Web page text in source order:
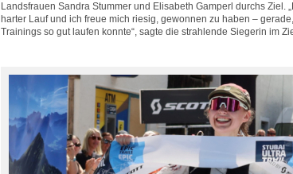
Landsfrauen Sandra Stummer und Elisabeth Gamperl durchs Ziel.
harter Lauf und ich freue mich riesig, gewonnen zu haben –
Trainings so gut laufen konnte“, sagte die strahlende Siegerin im